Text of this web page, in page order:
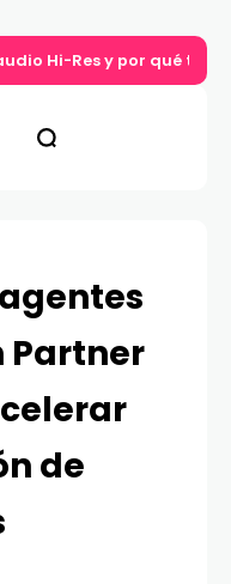
Hi-Res y por qué tu
Partner
de